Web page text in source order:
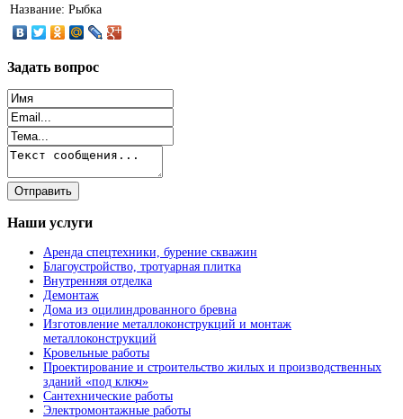
Название: Рыбка
Задать вопрос
Наши услуги
Аренда спецтехники, бурение скважин
Благоустройство, тротуарная плитка
Внутренняя отделка
Демонтаж
Дома из оцилиндрованного бревна
Изготовление металлоконструкций и монтаж
металлоконструкций
Кровельные работы
Проектирование и строительство жилых и производственных
зданий «под ключ»
Сантехнические работы
Электромонтажные работы